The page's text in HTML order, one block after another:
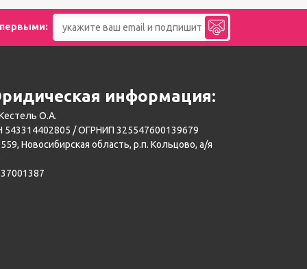
первыми:
информация:
О.А.
543314402805 / ОГРНИП 325547600139679
Новосибирская область, р.п. Кольцово, а/я